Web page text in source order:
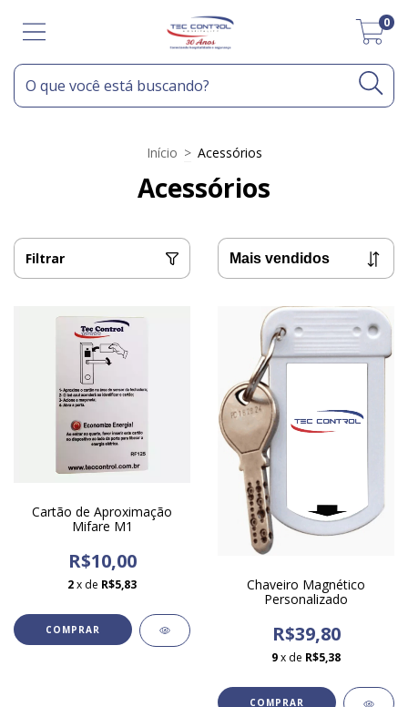
0
Início > Acessórios
Acessórios
Filtrar
Cartão de Aproximação
Mifare M1
R$10,00
2x de R$5,83
Chaveiro Magnético
Personalizado
R$39,80
9x de R$5,38